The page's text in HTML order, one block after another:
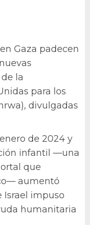
Gaza padecen
la
para los
divulgadas
de 2024 y
infantil —una
que
aumentó
Israel impuso
humanitaria